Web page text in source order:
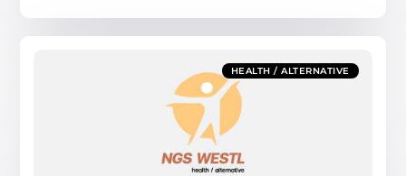
HEALTH / ALTERNATIVE